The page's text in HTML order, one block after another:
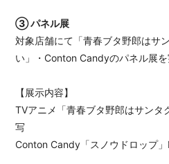
③ パネル展
対象店舗にて「青春ブタ野郎はサ
い」・Conton Candyのパネル展を
【展示内容】
TVアニメ「青春ブタ野郎はサンタ
写
Conton Candy「スノウドロップ